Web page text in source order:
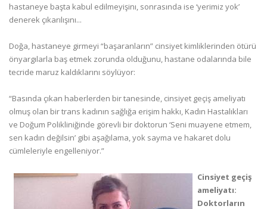
hastaneye başta kabul edilmeyişinı, sonrasında ise ‘yerimiz yok’
denerek çıkarılışını...
Doğa, hastaneye girmeyi “başaranların” cinsiyet kimliklerinden ötürü
önyargılarla baş etmek zorunda olduğunu, hastane odalarında bile
tecride maruz kaldıklarını söylüyor:
“Basında çıkan haberlerden bir tanesinde, cinsiyet geçiş ameliyatı
olmuş olan bir trans kadının sağlığa erişim hakkı, Kadın Hastalıkları
ve Doğum Polikliniğinde görevli bir doktorun ‘Seni muayene etmem,
sen kadın değilsin’ gibi aşağılama, yok sayma ve hakaret dolu
cümleleriyle engelleniyor.”
Cinsiyet geçiş
ameliyatı:
Doktorların